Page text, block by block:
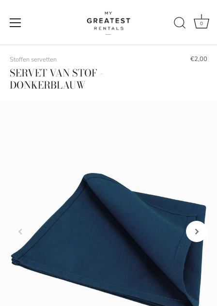
content
0
Stoffen servetten €2,00
SERVET VAN STOF -
DONKERBLAUW